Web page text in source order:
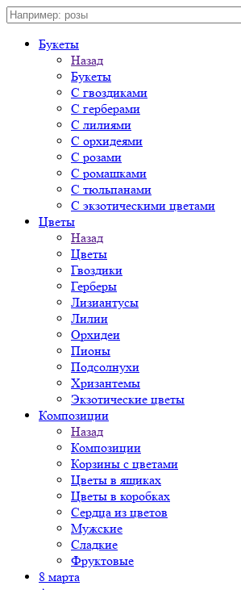
Букеты
Назад
Букеты
С гвоздиками
С герберами
С лилиями
С орхидеями
С розами
С ромашками
С тюльпанами
С экзотическими цветами
Цветы
Назад
Цветы
Гвоздики
Герберы
Лизиантусы
Лилии
Орхидеи
Пионы
Подсолнухи
Хризантемы
Экзотические цветы
Композиции
Назад
Композиции
Корзины с цветами
Цветы в ящиках
Цветы в коробках
Сердца из цветов
Мужские
Сладкие
Фруктовые
8 марта